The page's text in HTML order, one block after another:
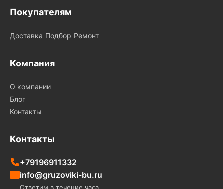
Покупателям
Доставка Подбор Ремонт
Компания
О компании
Блог
Контакты
Контакты
+79196911332
info@gruzoviki-bu.ru
Ответим в течение часа